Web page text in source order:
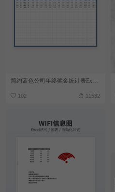
简约蓝色公司年终奖金统计表Excel模板
102 11532